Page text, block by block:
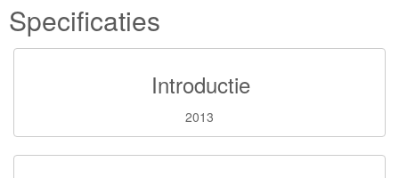
Specificaties
Introductie
2013